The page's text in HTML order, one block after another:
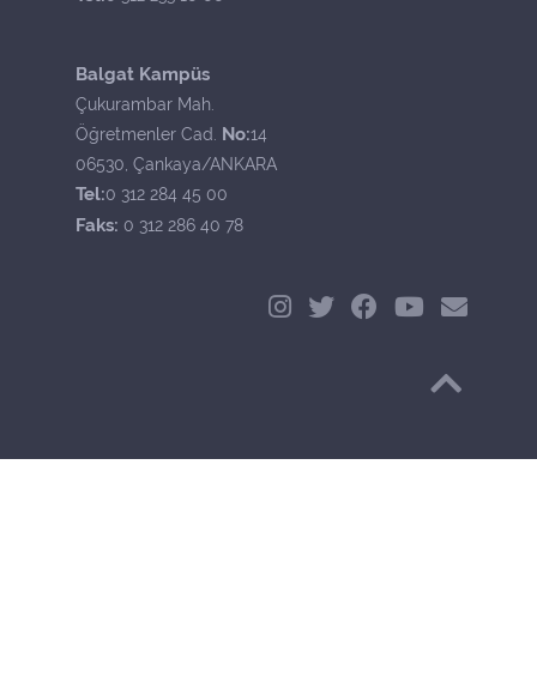
Balgat Kampüs
Çukurambar Mah.
Öğretmenler Cad. No:14
06530, Çankaya/ANKARA
Tel:0 312 284 45 00
Faks: 0 312 286 40 78